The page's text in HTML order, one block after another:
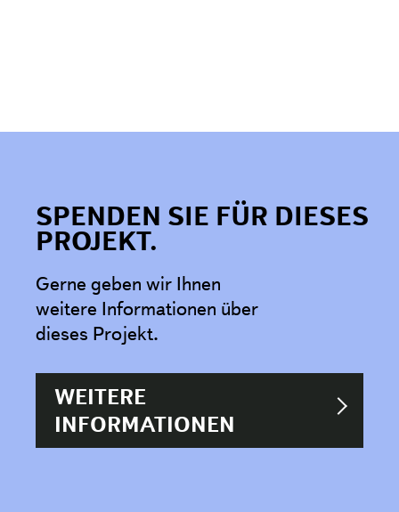
SPENDEN SIE FÜR DIESES
PROJEKT.
Gerne geben wir Ihnen
weitere Informationen über
dieses Projekt.
WEITERE
INFORMATIONEN